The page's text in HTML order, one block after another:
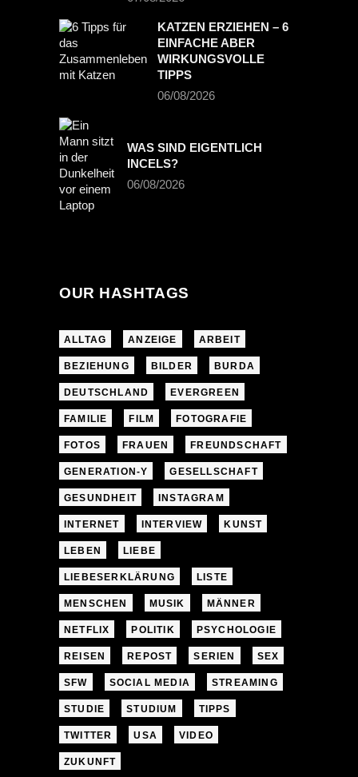
KATZEN ERZIEHEN – 6
EINFACHE ABER
WIRKUNGSVOLLE
TIPPS
06/08/2026
WAS SIND EIGENTLICH
INCELS?
06/08/2026
OUR HASHTAGS
ALLTAG ANZEIGE ARBEIT
BEZIEHUNG BILDER BURDA
DEUTSCHLAND EVERGREEN
FAMILIE FILM FOTOGRAFIE
FOTOS FRAUEN FREUNDSCHAFT
GENERATION-Y GESELLSCHAFT
GESUNDHEIT INSTAGRAM
INTERNET INTERVIEW KUNST
LEBEN LIEBE
LIEBESERKLÄRUNG LISTE
MENSCHEN MUSIK MÄNNER
NETFLIX POLITIK PSYCHOLOGIE
REISEN REPOST SERIEN SEX
SFW SOCIAL MEDIA STREAMING
STUDIE STUDIUM TIPPS
TWITTER USA VIDEO
ZUKUNFT